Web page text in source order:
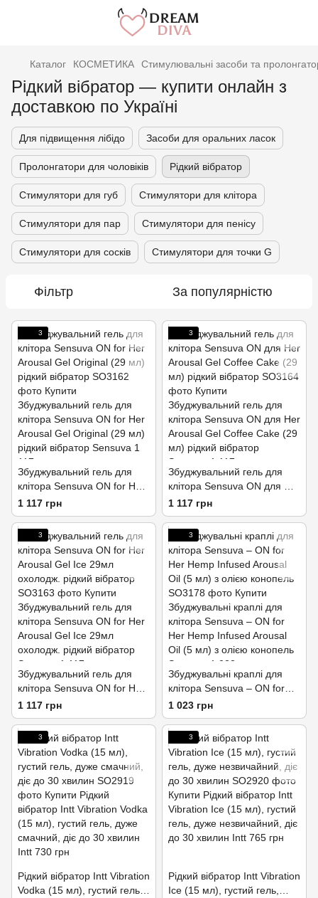
Каталог КОСМЕТИКА Стимулювальні засоби та
Рідкий вібратор — купити онлайн з
доставкою по Україні
Для підвищення лібідо Засоби для оральних ласок
Пролонгатори для чоловіків Рідкий вібратор
Стимулятори для губ Стимулятори для клітора
Стимулятори для пар Стимулятори для пенісу
Стимулятори для сосків Стимулятори для точки G
Фільтр За популярністю
3
Збуджувальний гель для
клітора Sensuva ON for Her
Arousal Gel Original (29 мл)
рідкий вібратор
1 117 грн
3
Збуджувальний гель для
клітора Sensuva ON для Her
Arousal Gel Coffee Cake (29
мл) рідкий вібратор
1 117 грн
3
Збуджувальний гель для
клітора Sensuva ON for Her
Arousal Gel Ice 29мл
охолодж. рідкий вібратор
1 117 грн
3
Збуджувальні краплі для
клітора Sensuva – ON for
Her Hemp Infused Arousal
Oil (5 мл) з олією конопель
1 023 грн
3
Рідкий вібратор Intt Vibration
Vodka (15 мл), густий гель,
3
Рідкий вібратор Intt Vibration
Ice (15 мл), густий гель,